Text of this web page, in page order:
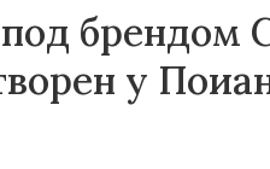
брендом
у